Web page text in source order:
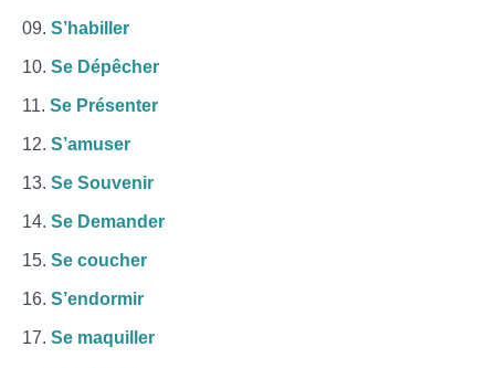
S’habiller
Se Dépêcher
Se Présenter
S’amuser
Se Souvenir
Se Demander
Se coucher
S’endormir
Se maquiller